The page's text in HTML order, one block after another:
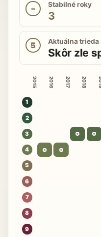
– Stabilné roky
3
5 Aktuálna trieda
Skôr zle
2015 2016 2017 2018
1
2
3
4
5
6
7
8
9